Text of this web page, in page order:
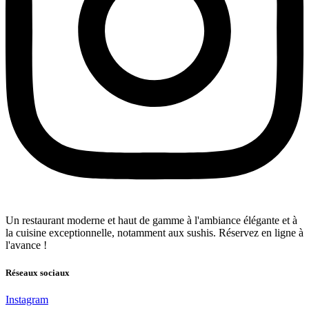
Un restaurant moderne et haut de gamme à l'ambiance élégante et à
la cuisine exceptionnelle, notamment aux sushis. Réservez en ligne à
l'avance !
Réseaux sociaux
Instagram